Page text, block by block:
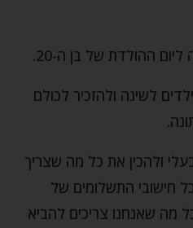
לשינה ולהזכיר לכולם
ולהכין את כל מה שצריך
התשלומים של
שאנחנו צריכים להביא